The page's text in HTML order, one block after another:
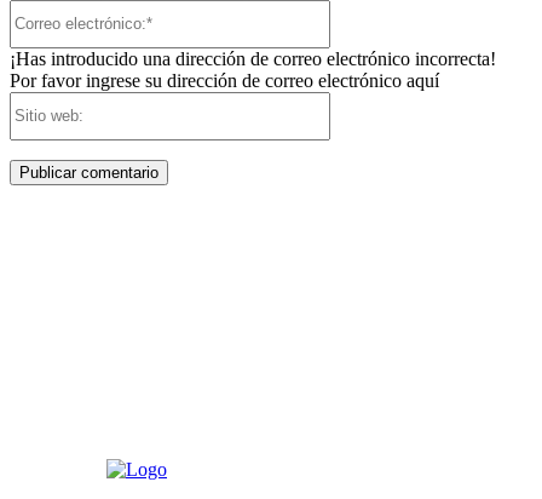
¡Has introducido una dirección de correo electrónico incorrecta!
Por favor ingrese su dirección de correo electrónico aquí